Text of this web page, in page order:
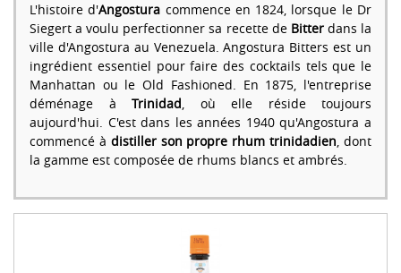
L'histoire d'Angostura commence en 1824, lorsque le Dr
Siegert a voulu perfectionner sa recette de Bitterdans la
ville d'Angostura au Venezuela. Angostura Bitters est un
ingrédient essentiel pour faire des cocktails tels que le
Manhattan ou le Old Fashioned. En 1875, l'entreprise
déménage à Trinidad, où elle réside toujours
aujourd'hui. C'est dans les années 1940 qu'Angostura a
commencé à distiller son propre rhum trinidadien, dont
la gamme est composée de rhums blancs et ambrés.